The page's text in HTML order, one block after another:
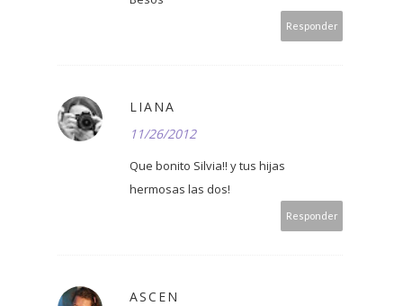
Responder
LIANA
11/26/2012
Que bonito Silvia!! y tus hijas
hermosas las dos!
Responder
ASCEN